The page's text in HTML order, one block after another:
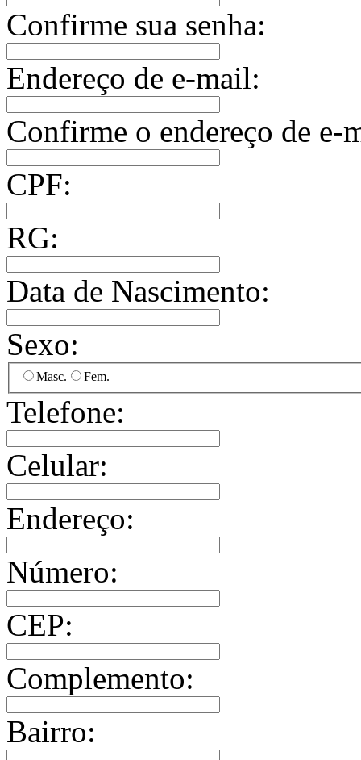
Confirme sua senha:
Endereço de e-mail:
Confirme o endereço de e-
CPF:
RG:
Data de Nascimento:
Sexo:
Masc. Fem.
Telefone:
Celular:
Endereço:
Número:
CEP:
Complemento:
Bairro: